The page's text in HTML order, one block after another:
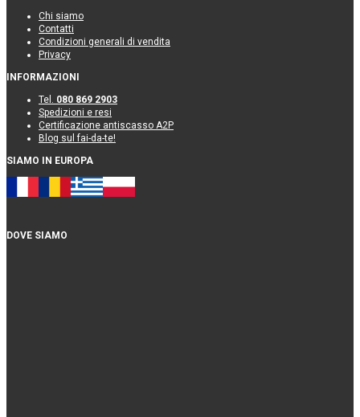
Chi siamo
Contatti
Condizioni generali di vendita
Privacy
INFORMAZIONI
Tel. 080 869 2903
Spedizioni e resi
Certificazione antiscasso A2P
Blog sul fai-da-te!
SIAMO IN EUROPA
DOVE SIAMO